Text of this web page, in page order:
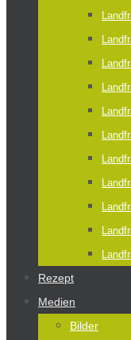
Rezept
Medien
Bilder